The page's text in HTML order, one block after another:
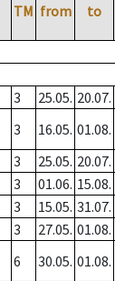
TM from to
3 25.05. 20.07.
3 16.05. 01.08.
3 25.05. 20.07.
3 01.06. 15.08.
3 15.05. 31.07.
3 27.05. 01.08.
6 30.05. 01.08.